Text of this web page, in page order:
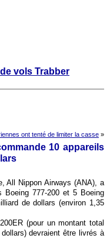
vols Trabber
ont tenté de limiter la casse »
10 appareils
All Nippon Airways (ANA), a
Boeing 777-200 et 5 Boeing
de dollars (environ 1,35
(pour un montant total
devraient être livrés à